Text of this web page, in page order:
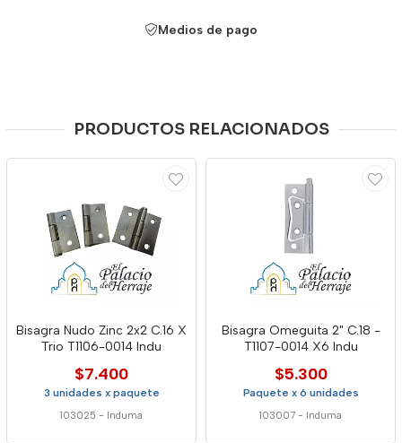
Medios de pago
PRODUCTOS RELACIONADOS
Bisagra Nudo Zinc 2x2 C.16 X
Trio T1106-0014 Indu
$7.400
3 unidades x paquete
103025 - Induma
Bisagra Omeguita 2" C.18 -
T1107-0014 X6 Indu
$5.300
Paquete x 6 unidades
103007 - Induma